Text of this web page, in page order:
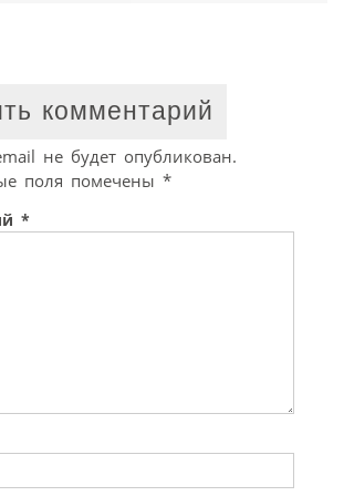
комментарий
не будет опубликован.
поля помечены *
*